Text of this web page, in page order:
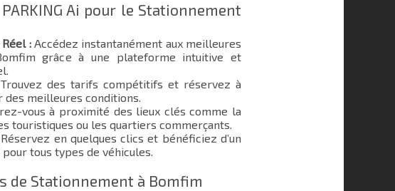
Ai pour le Stationnement
:Accédez instantanément aux meilleures
grâce à une plateforme intuitive et
Trouvez des tarifs compétitifs et réservez à
des meilleures conditions.
vous à proximité des lieux clés comme la
touristiques ou les quartiers commerçants.
en quelques clics et bénéficiez d’un
tous types de véhicules.
de Stationnement à Bomfim